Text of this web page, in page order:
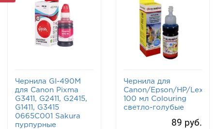
Чернила GI-490M
для Canon Pixma
G3411, G2411, G2415,
G1411, G3415
0665C001 Sakura
пурпурные
Чернила для
Canon/Epson/HP/
100 мл Colouring
светло-голубые
89 руб.